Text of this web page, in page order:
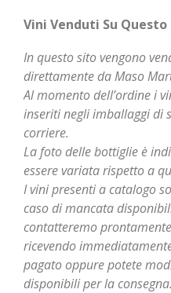
Vini Venduti Su Questo
In questo sito vengono
direttamente da Maso
Al momento dell’ordine i
inseriti negli imballaggi di
corriere.
La foto delle bottiglie è
essere variata rispetto a
I vini presenti a catalogo
caso di mancata
contatteremo
ricevendo
pagato oppure potete
disponibili per la consegna.